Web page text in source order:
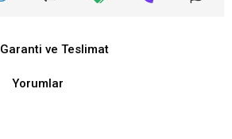
Garanti ve Teslimat
Yorumlar